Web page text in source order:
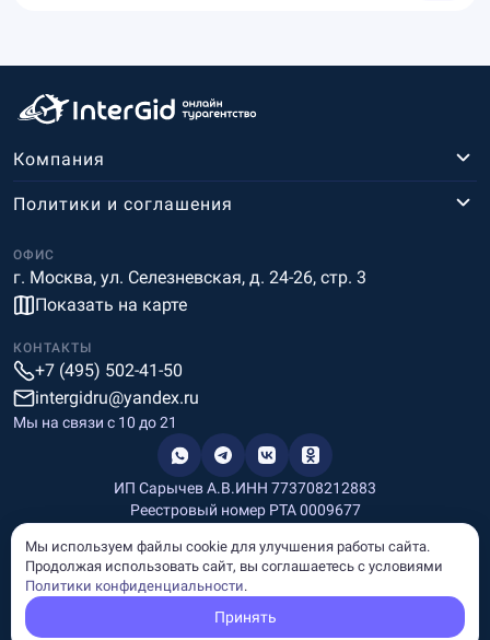
Компания
ОФИС
г. Москва, ул. Селезневская, д. 24-26, стр. 3
Показать на карте
Политики и соглашения
КОНТАКТЫ
+7 (495) 502-41-50
intergidru@yandex.ru
Мы на связи c 10 до 21
ИП Сарычев А.В.ИНН 773708212883
Реестровый номер РТА 0009677
Информация, размещённая на сайте, носит информационный
характер и не является рекламой и публичной офертой.
Мы используем файлы cookie для улучшения работы сайта.
Продолжая использовать сайт, вы соглашаетесь с условиями
Политики конфиденциальности.
Принять